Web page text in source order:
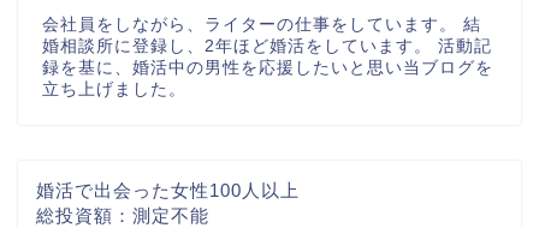
会社員をしながら、ライターの仕事をしています。 結
婚相談所に登録し、2年ほど婚活をしています。 活動記
録を基に、婚活中の男性を応援したいと思い当ブログを
立ち上げました。
婚活で出会った女性100人以上
総投資額：測定不能